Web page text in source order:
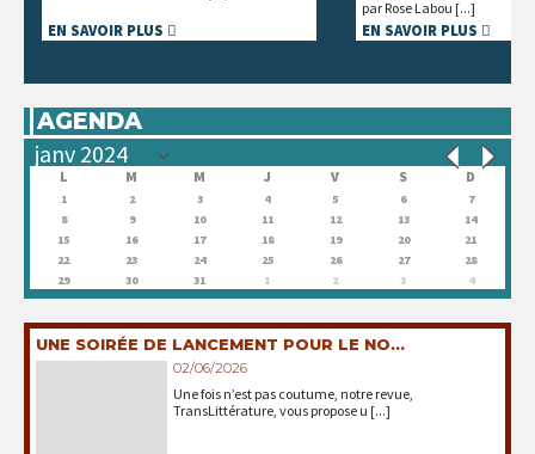
EN SAVOIR PLUS
par Rose Labou [...]
EN SAVOIR PLUS
AGENDA
L M M J V S D
1 2 3 4 5 6
7
8
9 10 11 12 13
14
15
16 17 18 19 20
21
22
23 24 25 26 27
28
29
30 31 1 2 3 4
UNE SOIRÉE DE LANCEMENT POUR LE NO...
02/06/2026
Une fois n’est pas coutume, notre revue,
TransLittérature, vous propose u [...]